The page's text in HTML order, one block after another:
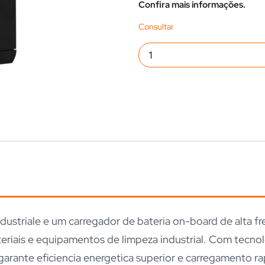
Confira mais informações.
e um carregador de bateria on-board de alta
e equipamentos de limpeza industrial. Com
eficiencia energetica superior e carregamento